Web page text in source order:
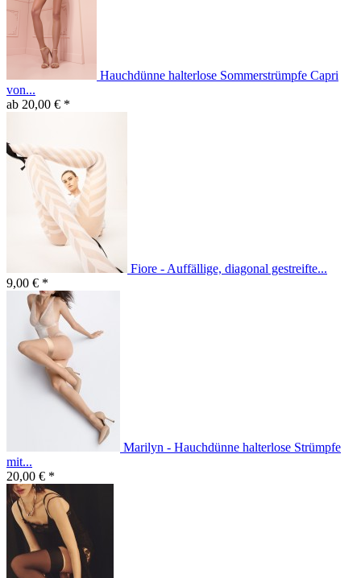
Hauchdünne halterlose Sommerstrümpfe Capri
von...
ab 20,00 € *
Fiore - Auffällige, diagonal gestreifte...
9,00 € *
Marilyn - Hauchdünne halterlose Strümpfe
mit...
20,00 € *